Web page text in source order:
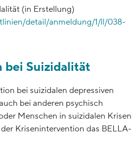
(in Erstellung)
detail/anmeldung/1/ll/038-
bei Suizidalität
bei suizidalen depressiven
bei anderen psychisch
Menschen in suizidalen
Krisenintervention das BELLA-